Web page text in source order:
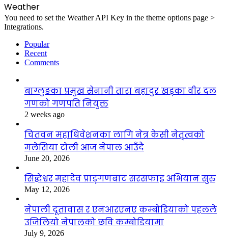
Weather
You need to set the Weather API Key in the theme options page >
Integrations.
Popular
Recent
Comments
बाग्लुङका प्रमुख सेनानी तारा बहादुर खड्का वीर दल
गणको गणपति नियुक्त
2 weeks ago
चितवन महाधिवेशनका लागि नेत्र केसी नेतृत्वको
मलेसिया टोली आज नेपाल आउँदै
June 20, 2026
सिद्धेश्वर महादेव प्राङ्गणबाट सरसफाइ अभियान सुरु
May 12, 2026
नेपाली दूतावास र एनआरएनए कम्बोडियाको पहलले
उजिलियो नेपालको छवि कम्बोडियामा
July 9, 2026